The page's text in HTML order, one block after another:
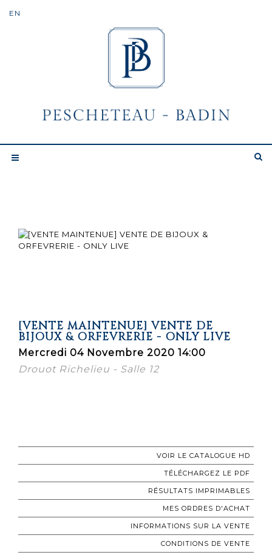
[VENTE MAINTENUE] VENTE DE
BIJOUX & ORFEVRERIE - ONLY LIVE
Mercredi 04 Novembre 2020 14:00
Drouot Richelieu - Salle 12
VOIR LE CATALOGUE HD
TÉLÉCHARGEZ LE PDF
RÉSULTATS IMPRIMABLES
MES ORDRES D'ACHAT
INFORMATIONS SUR LA VENTE
CONDITIONS DE VENTE